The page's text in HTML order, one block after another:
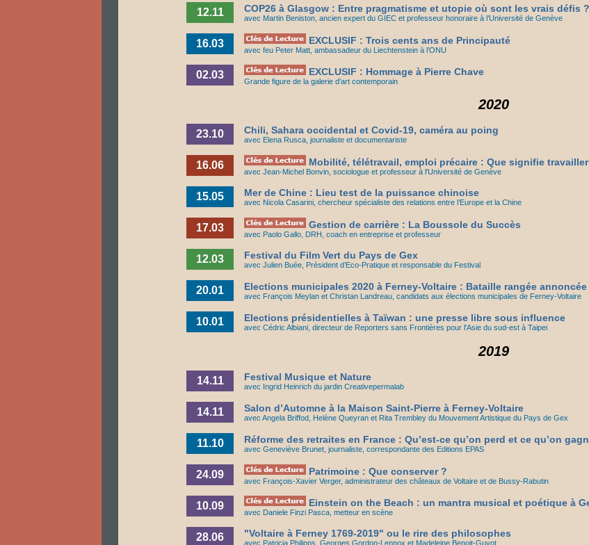
12.11 COP26 à Glasgow : Entre pragmatisme et utopie où sont les vrais défis ?
avec Martin Beniston, ancien expert du GIEC et professeur honoraire à l’Université de Genève
16.03 EXCLUSIF : Trois cents ans de Principauté
avec feu Peter Matt, ambassadeur du Liechtenstein à l’ONU
02.03 EXCLUSIF : Hommage à Pierre Chave
Grande figure de la galerie d'art contemporain
2020
23.10 Chili, Sahara occidental et Covid-19, caméra au poing
avec Elena Rusca, journaliste et documentariste
16.06 Mobilité, télétravail, emploi précaire : Que signifie
avec Jean-Michel Bonvin, sociologue et professeur à l'Université de Genève
15.05 Mer de Chine : Lieu test de la puissance chinoise
avec Nicola Casarini, chercheur spécialiste des relations entre l’Europe et la Chine
17.03 Gestion de carrière : La Boussole du Succès
avec Paolo Gallo, DRH, coach en entreprise et professeur
12.03 Festival du Film Vert du Pays de Gex
avec Julien Buée, Président d’Eco-Pratique et responsable du Festival
20.01 Elections municipales 2020 à Ferney-Voltaire : Bataille rangée annoncée
avec François Meylan et Christan Landreau, candidats aux élections municipales de Ferney-Voltaire
10.01 Elections présidentielles à Taïwan : une presse libre sous influence
avec Cédric Albiani, directeur de Reporters sans Frontières pour l'Asie du sud-est à Taipei
2019
14.11 Festival Musique et Nature
avec Ingrid Heinrich du jardin Creativepermalab
14.11 Salon d’Automne à la Maison Saint-Pierre à Ferney-Voltaire
avec Angela Briffod, Helène Queyran et Rita Trembley du Mouvement Artistique du Pays de Gex
11.10 Réforme des retraites en France : Qu’est-ce qu’on perd et ce qu’on
avec Geneviève Brunet, journaliste, correspondante des Editions EPAS
24.09 Patrimoine : Que conserver ?
avec François-Xavier Verger, administrateur des châteaux de Voltaire et de Bussy-Rabutin
10.09 Einstein on the Beach : un mantra musical et poétique à
avec Daniele Finzi Pasca, metteur en scène
28.06 "Voltaire à Ferney 1769-2019" ou le rire des philosophes
avec Patricia Philipps, Georges Gordon-Lennox et Madeleine Benoit-Guyot